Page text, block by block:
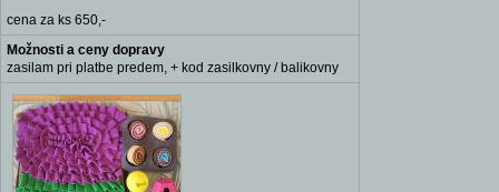
cena za ks 650,-
Možnosti a ceny dopravy
zasilam pri platbe predem, + kod zasilkovny / balikovny